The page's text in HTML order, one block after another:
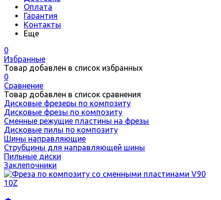
Оплата
Гарантия
Контакты
Еще
0
Избранные
Товар добавлен в список избранных
0
Сравнение
Товар добавлен в список сравнения
Дисковые фрезеры по композиту
Дисковые фрезы по композиту
Сменные режущие пластины на фрезы
Дисковые пилы по композиту
Шины направляющие
Струбцины для направляющей шины
Пильные диски
Заклепочники